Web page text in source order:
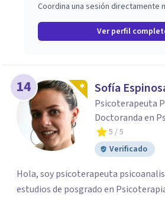
Coordina una sesión directamente
Ver perfil
14 Sofía
Psicoterapeuta
Doctoranda en
5 / 5
Verificado
Hola, soy psicoterapeuta
estudios de posgrado en